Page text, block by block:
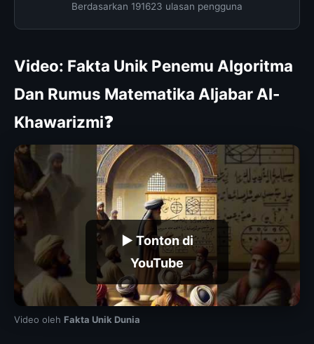
Berdasarkan 191623 ulasan pengguna
Video: Fakta Unik Penemu Algoritma
Dan Rumus Matematika Aljabar Al-
Khawarizmi❓
▶ Tonton di
YouTube
Video oleh Fakta Unik Dunia